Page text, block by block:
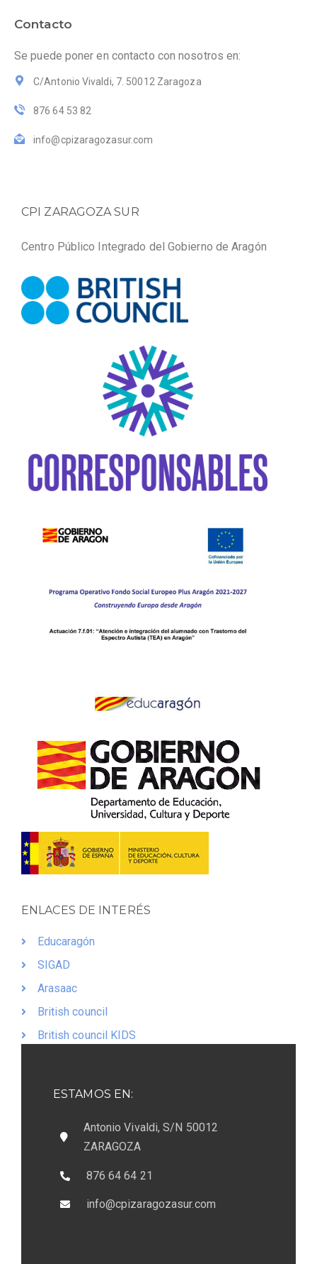
Contacto
Se puede poner en contacto con nosotros en:
C/Antonio Vivaldi, 7. 50012 Zaragoza
876 64 53 82
info@cpizaragozasur.com
CPI ZARAGOZA SUR
Centro Público Integrado del Gobierno de Aragón
ENLACES DE INTERÉS
Educaragón
SIGAD
Arasaac
British council
British council KIDS
ESTAMOS EN:
Antonio Vivaldi, S/N 50012
ZARAGOZA
876 64 64 21
info@cpizaragozasur.com